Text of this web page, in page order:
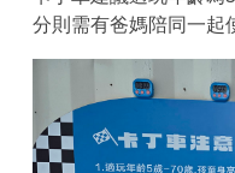
分則需有爸媽陪同一起